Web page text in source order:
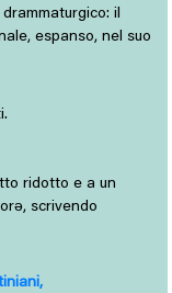
il
espanso, nel suo
ridotto e a un
scrivendo